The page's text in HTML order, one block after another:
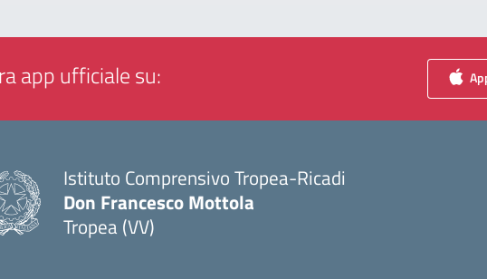
app ufficiale su:
Istituto Comprensivo Tropea-Ricadi
Don Francesco Mottola
Tropea (VV)